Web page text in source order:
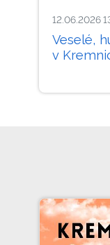
12.06.2026
Veselé,
v